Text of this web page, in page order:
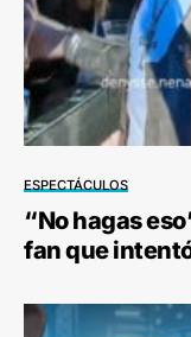
ESPECTÁCULOS
“No hagas
fan que